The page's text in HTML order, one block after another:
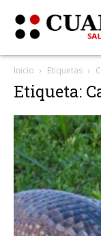
Inicio Etiquetas
Etiqueta: